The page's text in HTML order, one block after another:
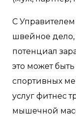
С
швейное дело,
потенциал
это может быть
спортивных
услуг фитнес
мышечной